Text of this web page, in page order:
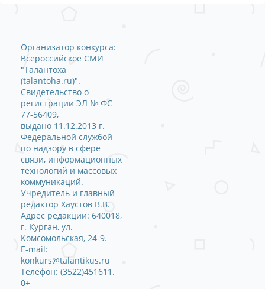
Организатор конкурса:
Всероссийское СМИ
"Талантоха
(talantoha.ru)".
Свидетельство о
регистрации ЭЛ № ФС
77-56409,
выдано 11.12.2013 г.
Федеральной службой
по надзору в сфере
связи, информационных
технологий и массовых
коммуникаций.
Учредитель и главный
редактор Хаустов В.В.
Адрес редакции: 640018,
г. Курган, ул.
Комсомольская, 24-9.
E-mail:
konkurs@talantikus.ru
Телефон: (3522)451611.
0+